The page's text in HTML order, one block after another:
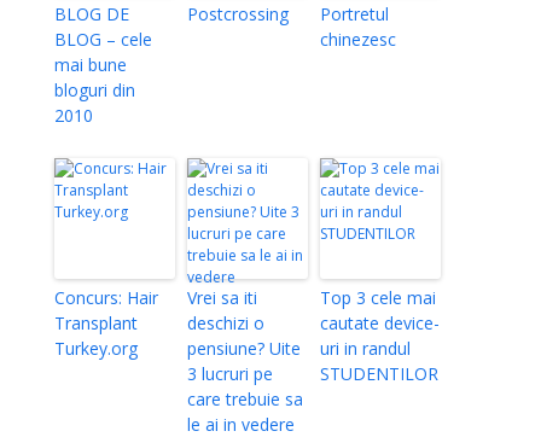
BLOG DE
BLOG – cele
mai bune
bloguri din
2010
Postcrossing
Portretul
chinezesc
Concurs: Hair
Transplant
Turkey.org
Vrei sa iti
deschizi o
pensiune? Uite
3 lucruri pe
care trebuie sa
le ai in vedere
Top 3 cele mai
cautate device-
uri in randul
STUDENTILOR